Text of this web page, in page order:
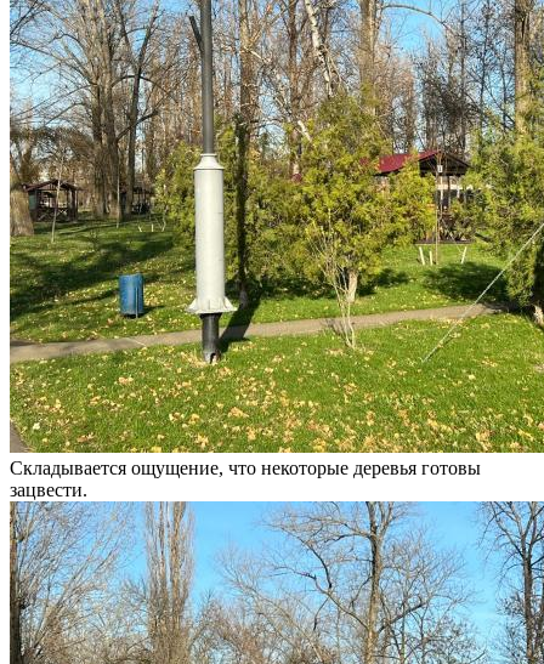
Складывается ощущение, что некоторые деревья готовы
зацвести.